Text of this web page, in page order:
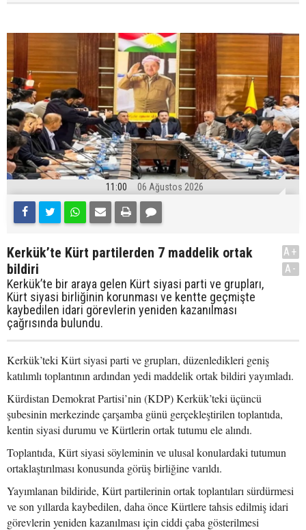
11:00 06 Ağustos 2026
Kerkük’te Kürt partilerden 7 maddelik ortak
bildiri
Kerkük’te bir araya gelen Kürt siyasi parti ve grupları,
Kürt siyasi birliğinin korunması ve kentte geçmişte
kaybedilen idari görevlerin yeniden kazanılması
çağrısında bulundu.
A+
A-
Kerkük’teki Kürt siyasi parti ve grupları, düzenledikleri geniş
katılımlı toplantının ardından yedi maddelik ortak bildiri yayımladı.
Kürdistan Demokrat Partisi’nin (KDP) Kerkük’teki üçüncü
şubesinin merkezinde çarşamba günü gerçekleştirilen toplantıda,
kentin siyasi durumu ve Kürtlerin ortak tutumu ele alındı.
Toplantıda, Kürt siyasi söyleminin ve ulusal konulardaki tutumun
ortaklaştırılması konusunda görüş birliğine varıldı.
Yayımlanan bildiride, Kürt partilerinin ortak toplantıları sürdürmesi
ve son yıllarda kaybedilen, daha önce Kürtlere tahsis edilmiş idari
görevlerin yeniden kazanılması için ciddi çaba gösterilmesi